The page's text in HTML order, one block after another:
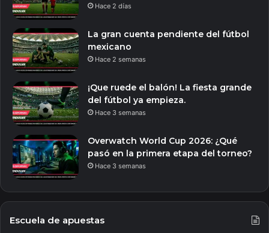
Hace 2 días
La gran cuenta pendiente del fútbol
mexicano
Hace 2 semanas
¡Que ruede el balón! La fiesta grande
del fútbol ya empieza.
Hace 3 semanas
Overwatch World Cup 2026: ¿Qué
pasó en la primera etapa del torneo?
Hace 3 semanas
Escuela de apuestas